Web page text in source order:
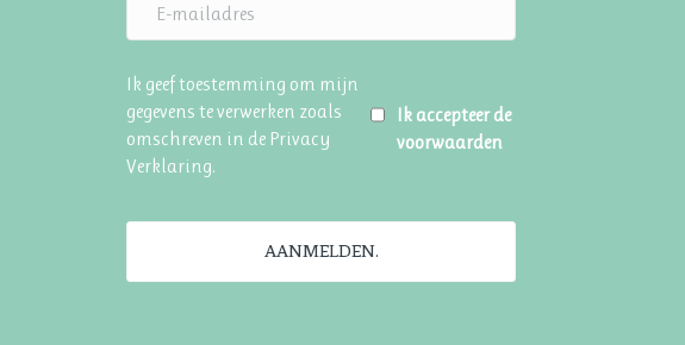
Ik geef toestemming om mijn
gegevens te verwerken zoals
omschreven in de Privacy
Verklaring.
Ik accepteer de
voorwaarden
AANMELDEN.